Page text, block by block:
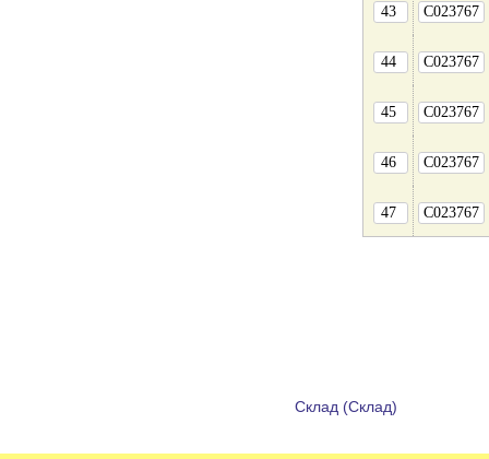
43 C023767
44 C023767
45 C023767
46 C023767
47 C023767
Склад (Склад)